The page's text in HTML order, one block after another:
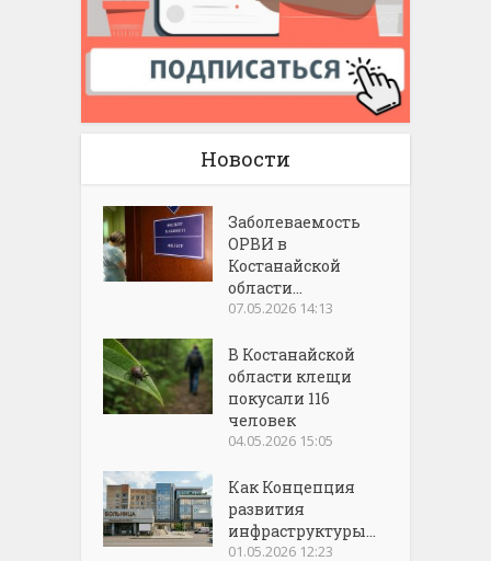
Новости
Заболеваемость
ОРВИ в
Костанайской
области...
07.05.2026 14:13
В Костанайской
области клещи
покусали 116
человек
04.05.2026 15:05
Как Концепция
развития
инфраструктуры...
01.05.2026 12:23